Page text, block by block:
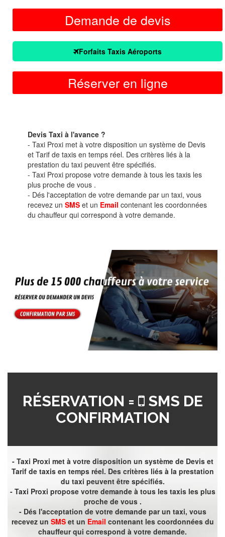
Demande de devis
Forfaits Taxis Aéroports
Réserver en ligne
Devis Taxi à l'avance ?
- Taxi Proxi met à votre disposition un système de Devis
et Tarif de taxis en temps réel. Des critères liés à la
prestation du taxi peuvent être spécifiés.
- Taxi Proxi propose votre demande à tous les taxis les
plus proche de vous .
- Dés l'acceptation de votre demande par un taxi, vous
recevez un SMS et un Email contenant les coordonnées
du chauffeur qui correspond à votre demande.
RÉSERVATION =
SMS DE
CONFIRMATION
- Taxi Proxi met à votre disposition un système de Devis et
Tarif de taxis en temps réel. Des critères liés à la prestation
du taxi peuvent être spécifiés.
- Taxi Proxi propose votre demande à tous les taxis les plus
proche de vous .
- Dés l'acceptation de votre demande par un taxi, vous
recevez un SMSet un Email contenant les coordonnées du
chauffeur qui correspond à votre demande.